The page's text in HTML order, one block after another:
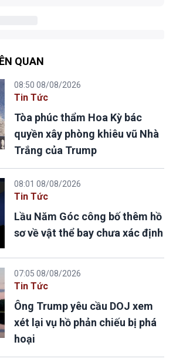
QUAN
08:50 08/08/2026
Tin Tức
Tòa phúc thẩm Hoa Kỳ bác
quyền xây phòng khiêu vũ Nhà
Trắng của Trump
08:01 08/08/2026
Tin Tức
Lầu Năm Góc công bố thêm hồ
sơ về vật thể bay chưa xác định
07:05 08/08/2026
Tin Tức
Ông Trump yêu cầu DOJ xem
xét lại vụ hồ phản chiếu bị phá
hoại